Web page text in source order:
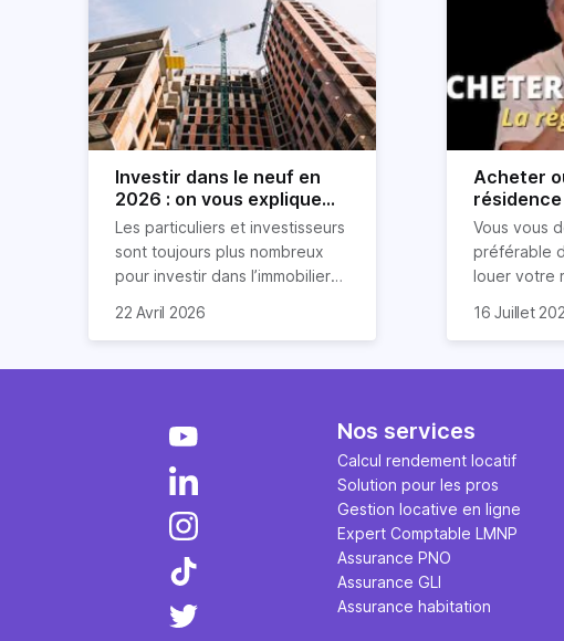
Investir dans le neuf en
2026 : on vous explique
tout !
Les particuliers et investisseurs
sont toujours plus nombreux
pour investir dans l’immobilier
nombreux avantages à choisir
expliquons tout dans cet
22 Avril 2026
Acheter
règle
révélée
Vous vous
préférable
louer votre
expert en
règle
seulement
Cette
ce secret
transforme
affirmations
l'argent par
principale
est bien
études et
financières
mener à
sans
points de
propose
16 Juillet
Nos services
Calcul rendement locatif
Solution pour les pros
Gestion locative en ligne
Expert Comptable LMNP
Assurance PNO
Assurance GLI
Assurance habitation